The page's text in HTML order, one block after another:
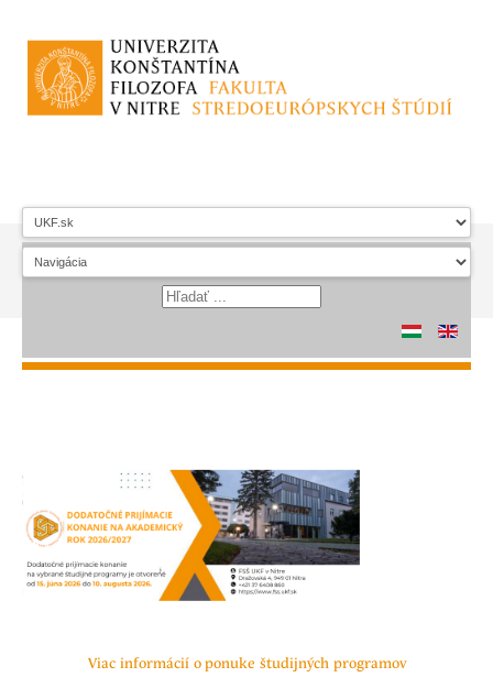
Viac informácií o ponuke študijných programov